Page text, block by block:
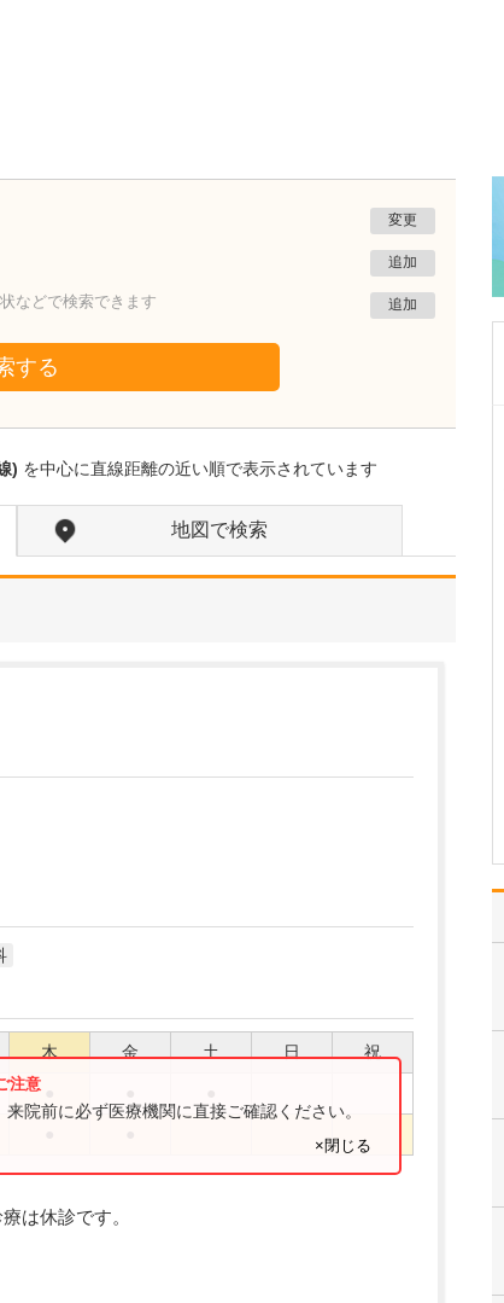
変更
追加
などで検索できます 追加
する
) を中心に直線距離の近い順で表示されています
地図で検索
木 金 土 日 祝
院前に必ず医療機関に直接ご確認ください。
×閉じる
は休診です。
群馬県前橋市
大山クリニック
貴院のクリニックの特長や、特に力を入れてい
る診療がありましたら教えてください。
おなかの痛み、食欲不